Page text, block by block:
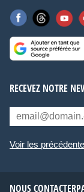
RECEVEZ NOTRE
Voir les
NOUS CONTACTER